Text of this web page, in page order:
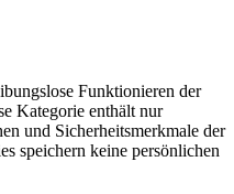
Funktionieren der
Kategorie enthält nur
und Sicherheitsmerkmale der
speichern keine persönlichen